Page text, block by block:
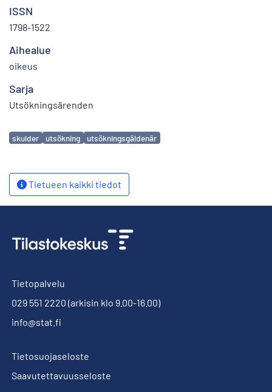
ISSN
1798-1522
Aihealue
oikeus
Sarja
Utsökningsärenden
Avainsanat
skulder utsökning utsökningsgäldenär
Tietueen kaikki tiedot
Tietopalvelu
029 551 2220 (arkisin klo 9.00-16.00)
info@stat.fi
Tietosuojaseloste
Saavutettavuusseloste